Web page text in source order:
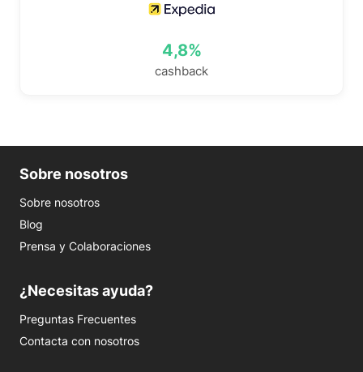
4,8%
cashback
Sobre nosotros
Sobre nosotros
Blog
Prensa y Colaboraciones
¿Necesitas ayuda?
Preguntas Frecuentes
Contacta con nosotros